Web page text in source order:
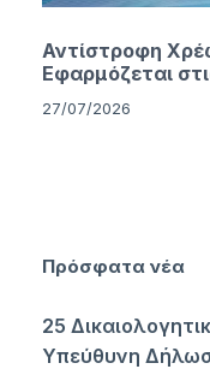
Αντίστροφη
Εφαρμόζεται
27/07/2026
Πρόσφατα νέα
25
Υπεύθυνη